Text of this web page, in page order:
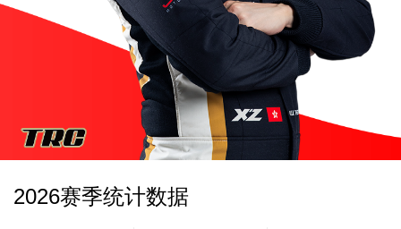
2026赛季统计数据